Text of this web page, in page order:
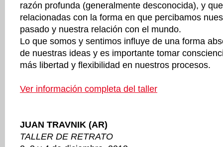
razón profunda (generalmente desconocida), y
relacionadas con la forma en que percibamos
pasado y nuestra relación con el mundo.
Lo que somos y sentimos influye de una forma
de nuestras ideas y es importante tomar
más libertad y flexibilidad en nuestros procesos.
Ver información completa del taller
JUAN TRAVNIK (AR)
TALLER DE RETRATO